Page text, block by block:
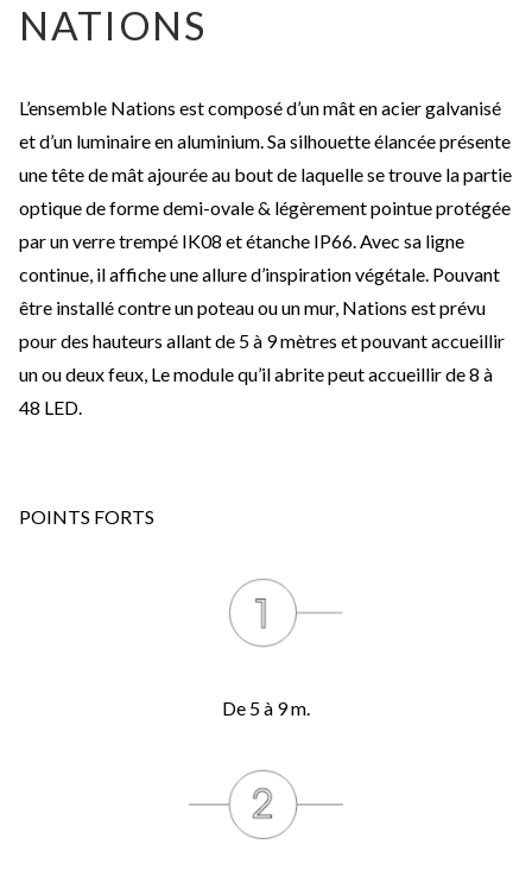
NATIONS
L’ensemble Nations est composé d’un mât en acier galvanisé
et d’un luminaire en aluminium. Sa silhouette élancée présente
une tête de mât ajourée au bout de laquelle se trouve la partie
optique de forme demi-ovale & légèrement pointue protégée
par un verre trempé IK08 et étanche IP66. Avec sa ligne
continue, il affiche une allure d’inspiration végétale. Pouvant
être installé contre un poteau ou un mur, Nations est prévu
pour des hauteurs allant de 5 à 9 mètres et pouvant accueillir
un ou deux feux, Le module qu’il abrite peut accueillir de 8 à
48 LED.
POINTS FORTS
De 5 à 9 m.